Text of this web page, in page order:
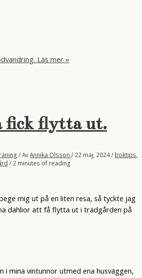
Läs mer »
fick flytta ut.
/ AvAnnika Olsson / 22 maj, 2024/ boktips
/ 2 minutes of reading
mig ut på en liten resa, så tyckte jag
dahlior att få flytta ut i trädgården på
i mina vintunnor utmed ena husväggen,